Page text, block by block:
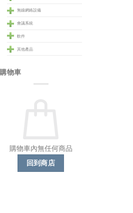
無線網絡設備
會議系統
軟件
其他產品
購物車
購物車內無任何商品
回到商店